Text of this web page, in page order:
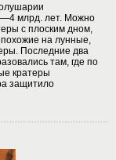
млрд. лет. Можно
с плоским дном,
на лунные,
Последние два
там, где по
кратеры
защитило